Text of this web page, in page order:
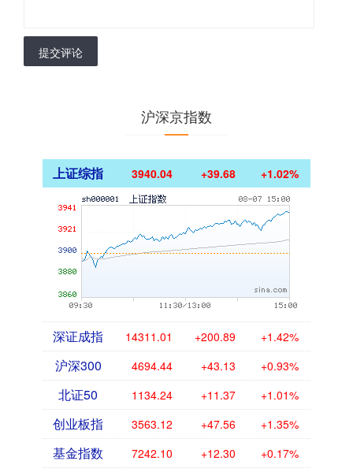
提交评论
沪深京指数
上证综指 3940.04 +39.68 +1.02%
深证成指 14311.01 +200.89 +1.42%
沪深300 4694.44 +43.13 +0.93%
北证50 1134.24 +11.37 +1.01%
创业板指 3563.12 +47.56 +1.35%
基金指数 7242.10 +12.30 +0.17%